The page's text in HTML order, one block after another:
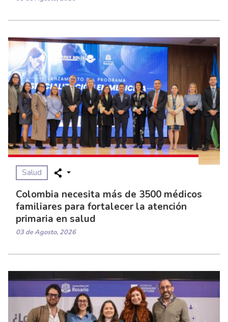
Salud
Colombia necesita más de 3500 médicos
familiares para fortalecer la atención
primaria en salud
03 de Agosto, 2026